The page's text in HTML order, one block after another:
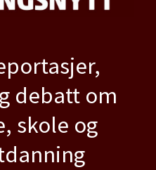
debatt om
skole og